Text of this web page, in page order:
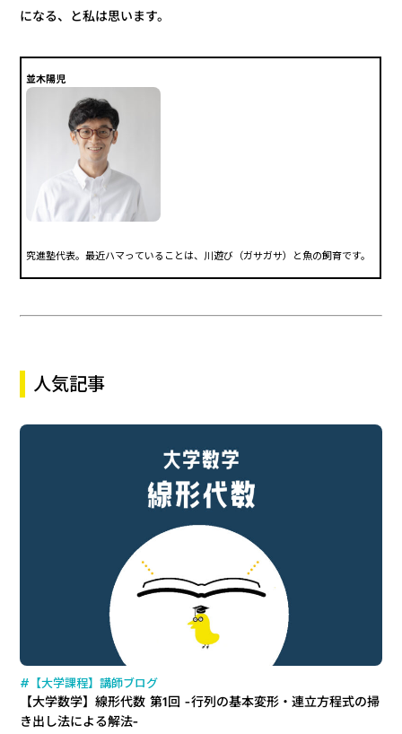
になる、と私は思います。
並木陽児
究進塾代表。最近ハマっていることは、川遊び（ガサガサ）と魚の飼育です。
人気記事
#【大学課程】講師ブログ
【大学数学】線形代数 第1回 -行列の基本変形・連立方程式の掃
き出し法による解法-